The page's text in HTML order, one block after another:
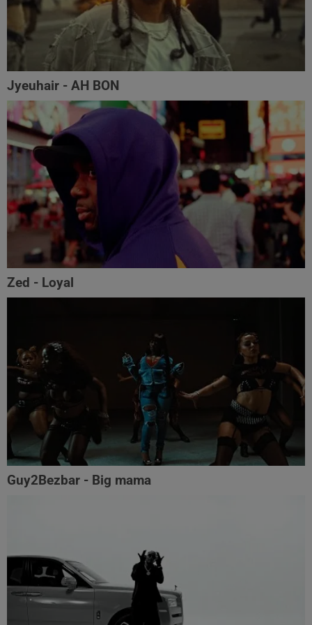
Jyeuhair - AH BON
Zed - Loyal
Guy2Bezbar - Big mama